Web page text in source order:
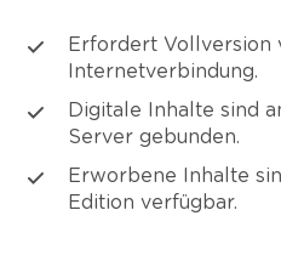
Erfordert Vollversion
Internetverbindung.
Digitale Inhalte sind
Server gebunden.
Erworbene Inhalte
Edition verfügbar.